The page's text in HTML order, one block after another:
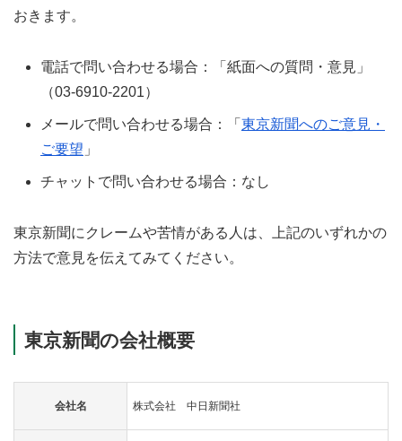
おきます。
電話で問い合わせる場合：「紙面への質問・意見」
（03-6910-2201）
メールで問い合わせる場合：「 東京新聞へのご意見・
ご要望 」
チャットで問い合わせる場合：なし
東京新聞にクレームや苦情がある人は、上記のいずれかの
方法で意見を伝えてみてください。
東京新聞の会社概要
会社名 株式会社 中日新聞社